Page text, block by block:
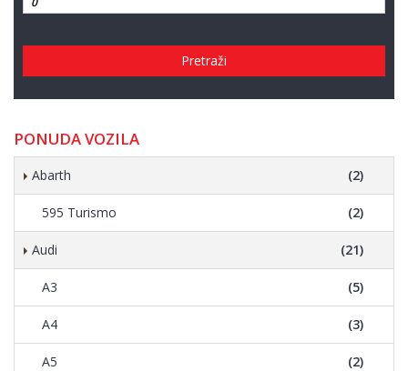
Pretraži
PONUDA VOZILA
Abarth (2)
595 Turismo (2)
Audi (21)
A3 (5)
A4 (3)
A5 (2)